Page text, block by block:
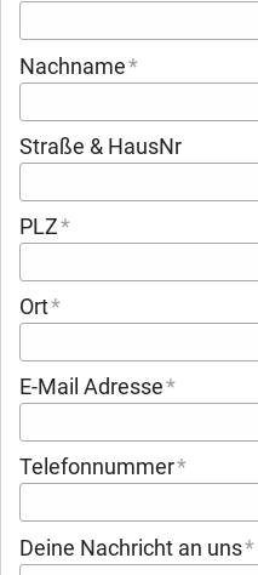
Nachname
Straße & HausNr
PLZ
Ort
E-Mail Adresse
Telefonnummer
Deine Nachricht an uns